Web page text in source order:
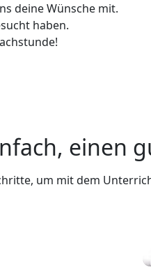
deine Wünsche mit.
haben.
einen
um mit dem